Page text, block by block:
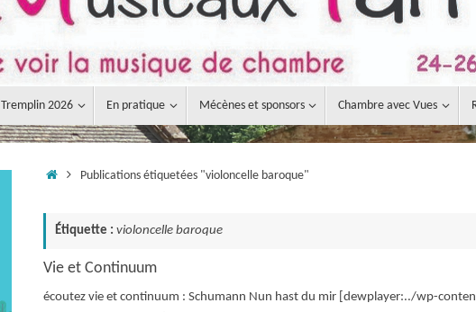
Tremplin 2026 En pratique Mécènes et sponsors Chambre avec Vues
AccueilPublications étiquetées "violoncelle baroque"
Étiquette : violoncelle baroque
Vie et Continuum
écoutez vie et continuum : Schumann Nun hast du mir [dewplayer:../wp-